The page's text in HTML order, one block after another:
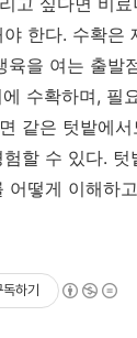
한다. 수확은
육을 여는 출발
수확하며, 필
같은 텃밭에
할 수 있다. 텃
어떻게 이해하
하기